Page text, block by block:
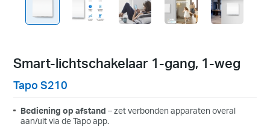
Smart-lichtschakelaar 1-gang, 1-weg
Tapo S210
Bediening op afstand – zet verbonden apparaten overal
aan/uit via de Tapo app.